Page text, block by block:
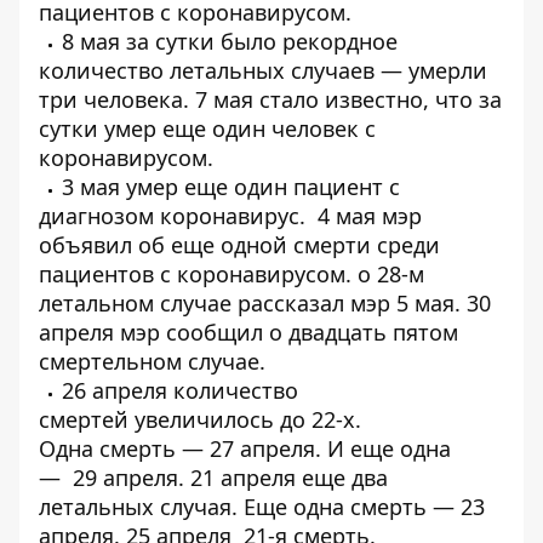
пациентов с коронавирусом.
8 мая за сутки было рекордное
количество летальных случаев — умерли
три человека. 7 мая стало известно, что за
сутки умер еще один человек с
коронавирусом.
3 мая умер еще один пациент с
диагнозом коронавирус. 4 мая мэр
объявил об еще одной смерти среди
пациентов с коронавирусом. о 28-м
летальном случае рассказал мэр 5 мая. 30
апреля мэр сообщил о двадцать пятом
смертельном случае.
26 апреля количество
смертей увеличилось до 22-х.
Одна смерть — 27 апреля. И еще одна
— 29 апреля. 21 апреля еще два
летальных случая. Еще одна смерть — 23
апреля. 25 апреля 21-я смерть.